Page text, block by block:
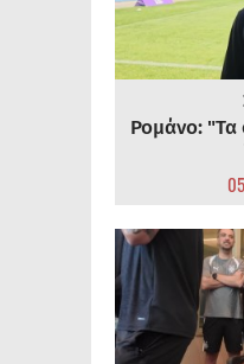
Ρομάνο: "Τα